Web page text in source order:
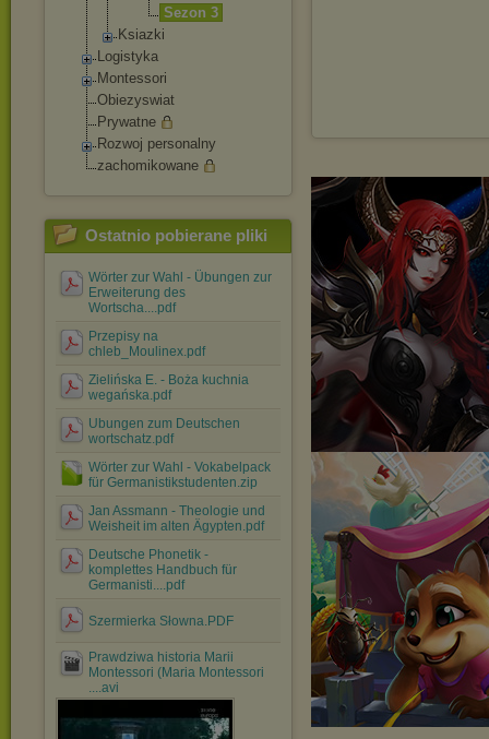
Sezon 3
Ksiazki
Logistyka
Montessori
Obiezyswiat
Prywatne
Rozwoj personalny
zachomikowane
Ostatnio pobierane pliki
Wörter zur Wahl - Übungen zur
Erweiterung des
Wortscha....pdf
Przepisy na
chleb_Moulinex.pdf
Zielińska E. - Boża kuchnia
wegańska.pdf
Ubungen zum Deutschen
wortschatz.pdf
Wörter zur Wahl - Vokabelpack
für Germanistikstudenten.zip
Jan Assmann - Theologie und
Weisheit im alten Ägypten.pdf
Deutsche Phonetik -
komplettes Handbuch für
Germanisti....pdf
Szermierka Słowna.PDF
Prawdziwa historia Marii
Montessori (Maria Montessori
....avi